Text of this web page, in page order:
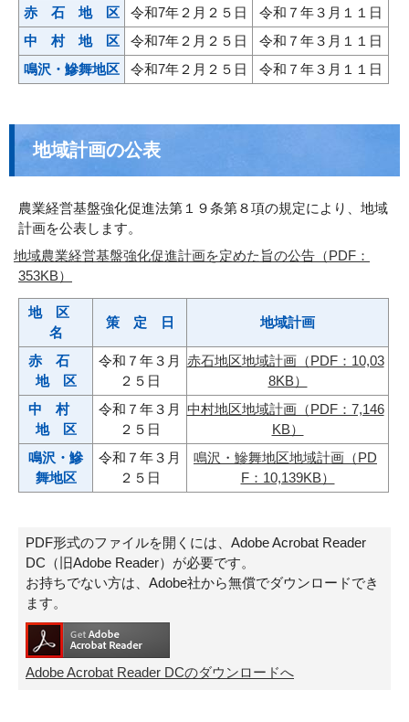
赤 石 地 区
令和7年２月２５日
令和７年３月１１日
中 村 地 区
令和7年２月２５日
令和７年３月１１日
鳴沢・鰺舞地区
令和7年２月２５日 令和７年３月１１日
地域計画の公表
農業経営基盤強化促進法第１９条第８項の規定により、地域
計画を公表します。
地域農業経営基盤強化促進計画を定めた旨の公告（PDF：
353KB）
地 区
名
策 定 日 地域計画
赤 石
地 区
令和７年３月
２５日
赤石地区地域計画（PDF：10,03
8KB）
中 村
地 区
令和７年３月
２５日
中村地区地域計画（PDF：7,146
KB）
鳴沢・鰺
舞地区
令和７年３月
２５日
鳴沢・鰺舞地区地域計画（PD
F：10,139KB）
PDF形式のファイルを開くには、Adobe Acrobat Reader
DC（旧Adobe Reader）が必要です。
お持ちでない方は、Adobe社から無償でダウンロードでき
ます。
Adobe Acrobat Reader DCのダウンロードへ